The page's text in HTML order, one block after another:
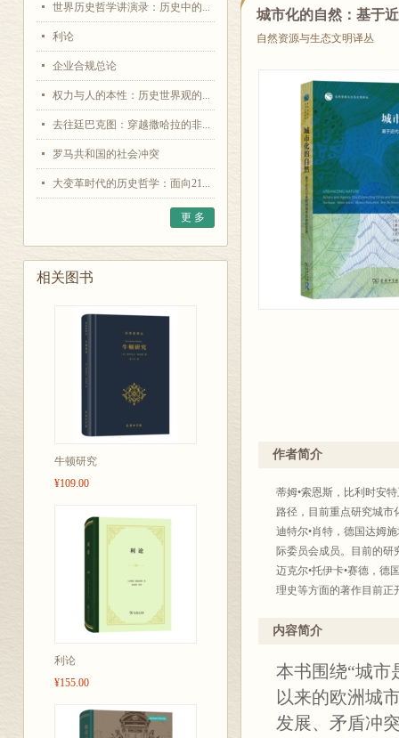
世界历史哲学讲演录：历史中的...
利论
企业合规总论
权力与人的本性：历史世界观的...
去往廷巴克图：穿越撒哈拉的非...
罗马共和国的社会冲突
大变革时代的历史哲学：面向21...
更 多
相关图书
牛顿研究
¥109.00
利论
¥155.00
城市化的自然：基于
自然资源与生态文明译丛
作者简介
蒂姆•索恩斯，比利时安
路径，目前重点研究城市
迪特尔•肖特，德国达姆
际委员会成员。目前的研
迈克尔•托伊卡•赛德，德
理史等方面的著作目前正
市历史研究议程》合作交
译者简介：
周璞，中国自然资源经
编著作7部，入选“2021
张惠，中国自然资源经济
内容简介
本书围绕“城市
以来的欧洲城
发展、矛盾冲